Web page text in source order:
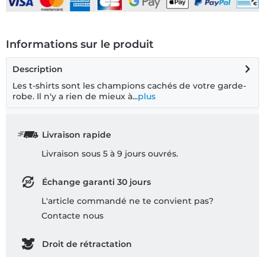
Informations sur le produit
Description
Les t-shirts sont les champions cachés de votre garde-
robe. Il n'y a rien de mieux à...plus
Livraison rapide
Livraison sous 5 à 9 jours ouvrés.
Échange garanti 30 jours
L'article commandé ne te convient pas?
Contacte nous
Droit de rétractation